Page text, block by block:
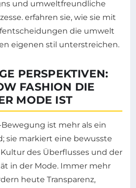
PERSPEKTIVEN:
FASHION DIE
MODE IST
Bewegung ist mehr als ein
sie markiert eine bewusste
des Überflusses und der
in der Mode. Immer mehr
heute Transparenz,